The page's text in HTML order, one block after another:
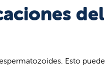
del
Esto puede